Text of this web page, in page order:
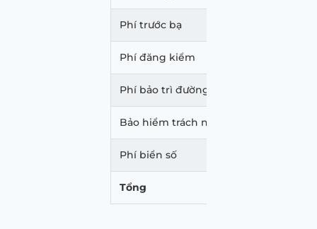
Phí trước bạ
Phí đăng kiểm
Phí bảo trì đường bộ
Bảo hiểm trách nhiệm dân sự
Phí biển số
Tổng